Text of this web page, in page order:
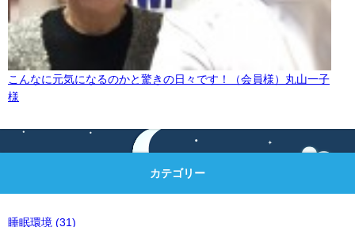
こんなに元気になるのかと驚きの日々です！（会員様）丸山一子
様
カテゴリー
睡眠環境 (31)